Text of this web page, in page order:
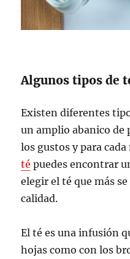
Algunos tipos de
Existen diferentes
un amplio abanico de
los gustos y para
té puedes encontrar
elegir el té que más
calidad.
El té es una infusión
hojas como con los